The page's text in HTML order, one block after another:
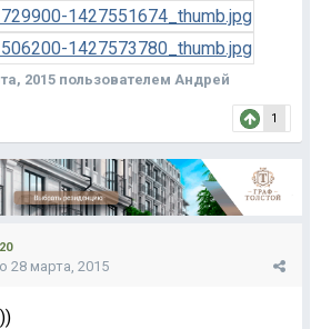
2015 пользователем Андрей
1
28 марта, 2015